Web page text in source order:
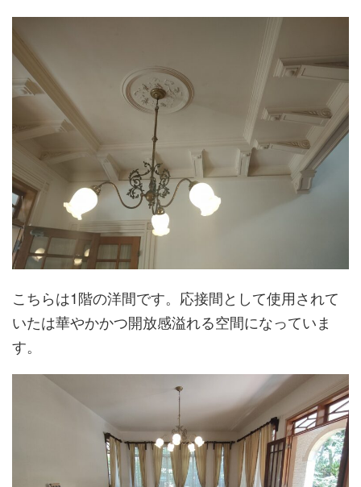
こちらは1階の洋間です。応接間として使用されて
いたは華やかかつ開放感溢れる空間になっていま
す。